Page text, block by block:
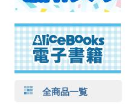
全商品一覧